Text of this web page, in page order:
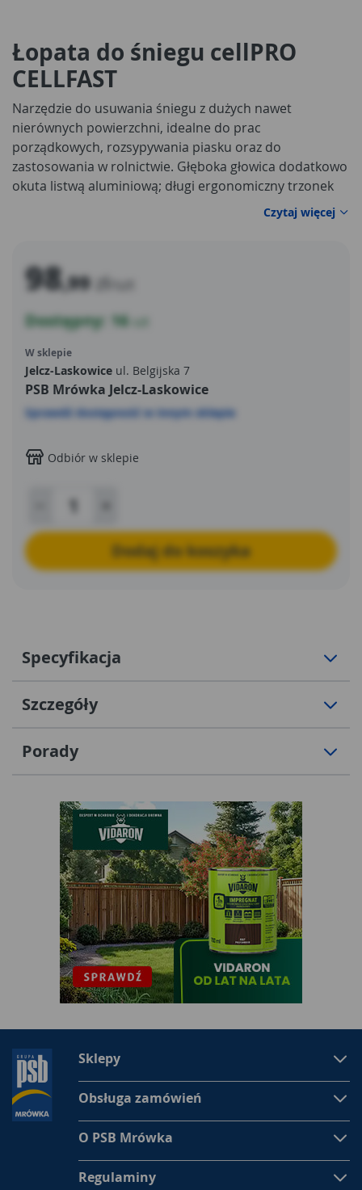
Łopata do śniegu cellPRO
CELLFAST
Narzędzie do usuwania śniegu z dużych nawet
nierównych powierzchni, idealne do prac
porządkowych, rozsypywania piasku oraz do
zastosowania w rolnictwie. Głęboka głowica dodatkowo
okuta listwą aluminiową; długi ergonomiczny trzonek
Czytaj więcej
98,99 zł
Dostępny: 16
W sklepie
Jelcz-Laskowice ul. Belgijska 7
PSB Mrówka Jelcz-Laskowice
Sprawdź dostępność w innym sklepie
Odbiór w sklepie
Dodaj do koszyka
Specyfikacja
Szczegóły
Porady
Sklepy
Obsługa zamówień
O PSB Mrówka
Regulaminy